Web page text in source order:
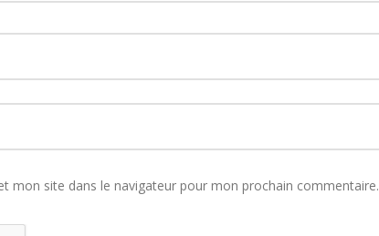
mon site dans le navigateur pour mon prochain commentaire.